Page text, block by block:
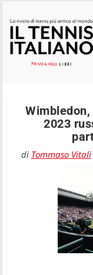
2023
di Tommaso Vitali